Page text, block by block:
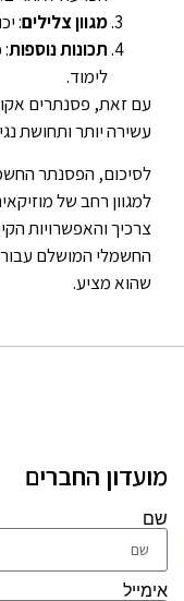
מגוון צלילים:
תכונות נוספות:
לימוד.
עם זאת, פסנתרים
עשירה יותר ותחושת
לסיכום, הפסנתר
למגוון רחב של
צרכיך והאפשרויות
החשמלי המושלם
שהוא מציע.
מועדון החברים
שם
אימייל